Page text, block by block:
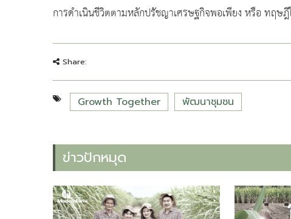
การดำเนินชีวิตตามหลักปรัชญาเศรษฐกิจพอเพียง หรือ ทฤษ
Share:
Growth Together พัฒนาชุมชน
ข่าวปักหมุด